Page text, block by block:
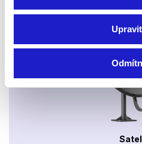
Upravit